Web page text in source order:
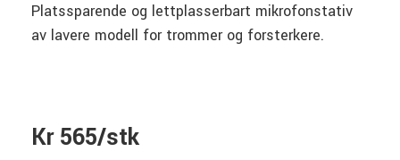
Platssparende og lettplasserbart mikrofonstativ
av lavere modell for trommer og forsterkere.
Kr 565/stk